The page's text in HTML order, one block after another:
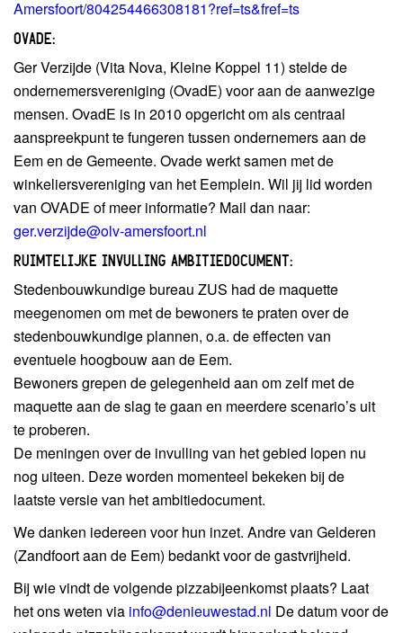
Amersfoort/804254466308181?ref=ts&fref=ts
OVADE:
Ger Verzijde (Vita Nova, Kleine Koppel 11) stelde de
ondernemersvereniging (OvadE) voor aan de aanwezige
mensen. OvadE is in 2010 opgericht om als centraal
aanspreekpunt te fungeren tussen ondernemers aan de
Eem en de Gemeente. Ovade werkt samen met de
winkeliersvereniging van het Eemplein. Wil jij lid worden
van OVADE of meer informatie? Mail dan naar:
ger.verzijde@olv-amersfoort.nl
RUIMTELIJKE INVULLING AMBITIEDOCUMENT:
Stedenbouwkundige bureau ZUS had de maquette
meegenomen om met de bewoners te praten over de
stedenbouwkundige plannen, o.a. de effecten van
eventuele hoogbouw aan de Eem.
Bewoners grepen de gelegenheid aan om zelf met de
maquette aan de slag te gaan en meerdere scenario’s uit
te proberen.
De meningen over de invulling van het gebied lopen nu
nog uiteen. Deze worden momenteel bekeken bij de
laatste versie van het ambitiedocument.
We danken iedereen voor hun inzet. Andre van Gelderen
(Zandfoort aan de Eem) bedankt voor de gastvrijheid.
Bij wie vindt de volgende pizzabijeenkomst plaats? Laat
het ons weten via info@denieuwestad.nl De datum voor de